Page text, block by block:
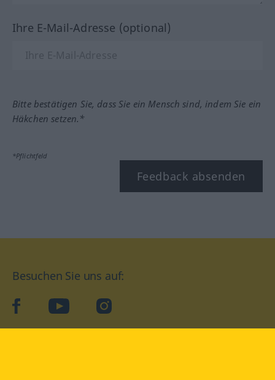
Ihre E-Mail-Adresse (optional)
Bitte bestätigen Sie, dass Sie ein Mensch sind, indem Sie ein
Häkchen setzen.*
*Pflichtfeld
Feedback absenden
Besuchen Sie uns auf:
facebookYouTube Instagram